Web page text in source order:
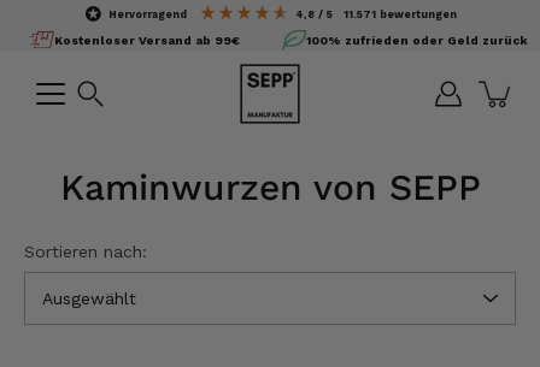
überspringen
Kostenloser Versand ab 99€
hervorragend 4,8/ 5 11.571 bewertungen
100% zufrieden oder Geld zurück
Kaminwurzen von SEPP
Sortieren nach:
Ausgewählt